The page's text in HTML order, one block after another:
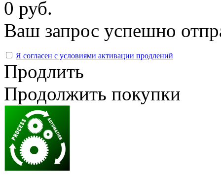
0 руб.
Ваш запрос успешно
Я согласен с условиями активации продлений
Продлить
Продолжить покупки